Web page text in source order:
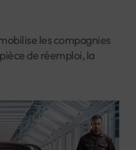
les compagnies
de réemploi, la